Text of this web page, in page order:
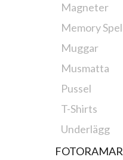
Magneter
Memory Spel
Muggar
Musmatta
Pussel
T-Shirts
Underlägg
FOTORAMAR